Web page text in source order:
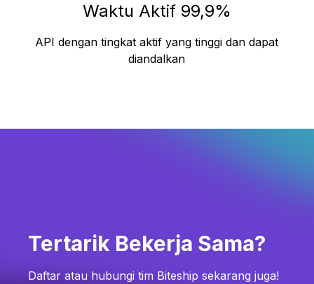
Waktu Aktif 99,9%
API dengan tingkat aktif yang tinggi dan dapat
diandalkan
Tertarik Bekerja Sama?
Daftar atau hubungi tim Biteship sekarang juga!